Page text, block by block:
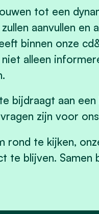
tot een
aanvullen en
binnen onze
alleen
bijdraagt aan
zijn voor
rond te kijken,
te blijven. Samen